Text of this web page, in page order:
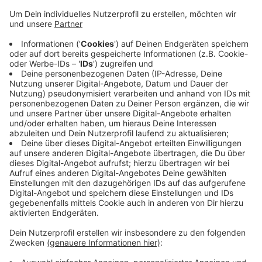
Anzeige
Seit über 30 Jahren können sich Sprayer auf der rund
350 Meter langen Wand an der Baumberger Chaussee
verewigen. Inzwischen seien dort so viele
Farbschichten drauf, dass es schwierig geworden sei,
die Wand zu prüfen. Daher müsse die viele Farbe ab.
Und: Einige Fugen seien asbestbelastet. In den
kommenden Wochen werden alle Farbschichten
abgetragen, die Fugen erneuert und die Wand dann neu
grundiert.
Anzeige